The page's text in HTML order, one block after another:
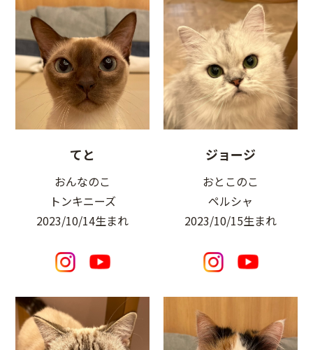
てと
おんなのこ
トンキニーズ
2023/10/14生まれ
ジョージ
おとこのこ
ペルシャ
2023/10/15生まれ